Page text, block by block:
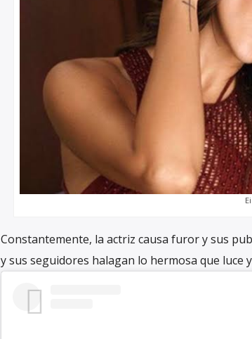
Constantemente, la actriz causa furor y sus
y sus seguidores halagan lo hermosa que luce